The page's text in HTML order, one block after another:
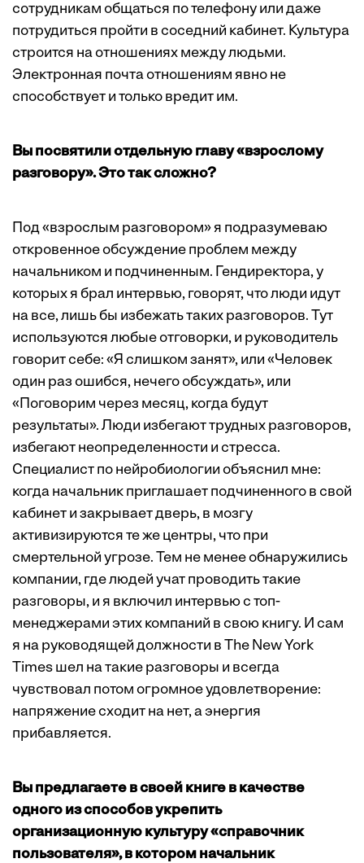
сотрудникам общаться по телефону или даже
потрудиться пройти в соседний кабинет. Культура
строится на отношениях между людьми.
Электронная почта отношениям явно не
способствует и только вредит им.
Вы посвятили отдельную главу «взрослому
разговору». Это так сложно?
Под «взрослым разговором» я подразумеваю
откровенное обсуждение проблем между
начальником и подчиненным. Гендиректора, у
которых я брал интервью, говорят, что люди идут
на все, лишь бы избежать таких разговоров. Тут
используются любые отговорки, и руководитель
говорит себе: «Я слишком занят», или «Человек
один раз ошибся, нечего обсуждать», или
«Поговорим через месяц, когда будут
результаты». Люди избегают трудных разговоров,
избегают неопределенности и стресса.
Специалист по нейробиологии объяснил мне:
когда начальник приглашает подчиненного в свой
кабинет и закрывает дверь, в мозгу
активизируются те же центры, что при
смертельной угрозе. Тем не менее обнаружились
компании, где людей учат проводить такие
разговоры, и я включил интервью с топ-
менеджерами этих компаний в свою книгу. И сам
я на руководящей должности в The New York
Times шел на такие разговоры и всегда
чувствовал потом огромное удовлетворение:
напряжение сходит на нет, а энергия
прибавляется.
Вы предлагаете в своей книге в качестве
одного из способов укрепить
организационную культуру «справочник
пользователя», в котором начальник